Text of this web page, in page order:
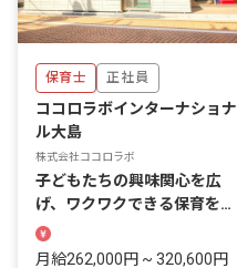
保育士 正社員
ココロラボインターナショナ
ル大島
株式会社ココロラボ
子どもたちの興味関心を広
げ、ワクワクできる保育をし
ましょう！
月給262,000円 ~ 320,600円